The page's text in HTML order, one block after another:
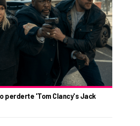
perderte 'Tom Clancy's Jack